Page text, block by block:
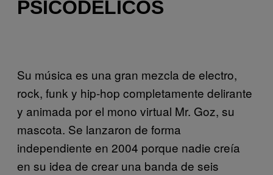
PSICODÉLICOS
Su música es una gran mezcla de electro,
rock, funk y hip-hop completamente delirante
y animada por el mono virtual Mr. Goz, su
mascota. Se lanzaron de forma
independiente en 2004 porque nadie creía
en su idea de crear una banda de seis